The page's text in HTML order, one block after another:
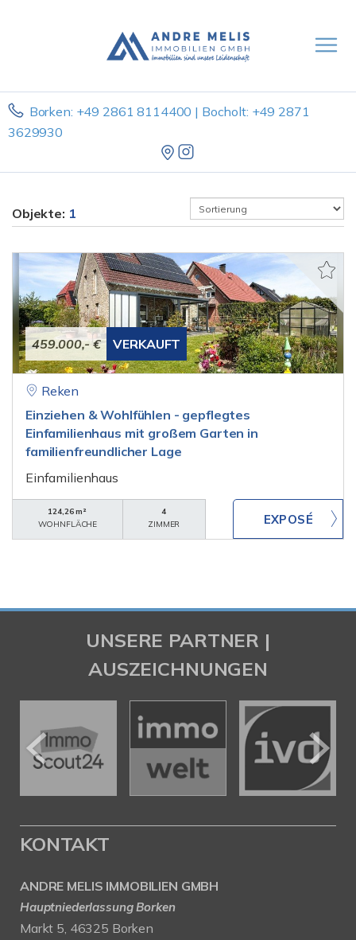
Borken: +49 2861 8114400 | Bocholt: +49 2871
3629930
Objekte: 1
459.000,- € VERKAUFT
Reken
Einziehen & Wohlfühlen - gepflegtes
Einfamilienhaus mit großem Garten in
familienfreundlicher Lage
Einfamilienhaus
124,26 m²
WOHNFLÄCHE
4
ZIMMER
UNSERE PARTNER |
AUSZEICHNUNGEN
KONTAKT
ANDRE MELIS IMMOBILIEN GMBH
Hauptniederlassung Borken
Markt 5, 46325 Borken